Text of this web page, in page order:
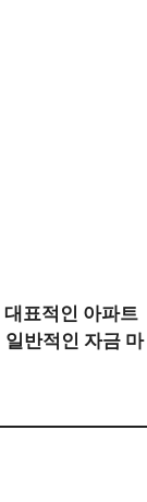
대표적인 아파트
일반적인 자금 마